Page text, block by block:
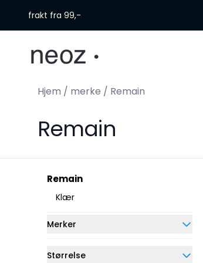
frakt fra 99,-
Hjem / merke / Remain
Remain
Remain
Klær
Merker
Størrelse